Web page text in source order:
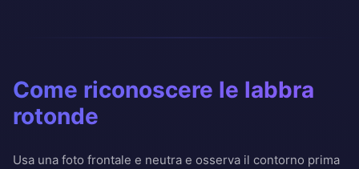
Come riconoscere le labbra
rotonde
Usa una foto frontale e neutra e osserva il contorno prima